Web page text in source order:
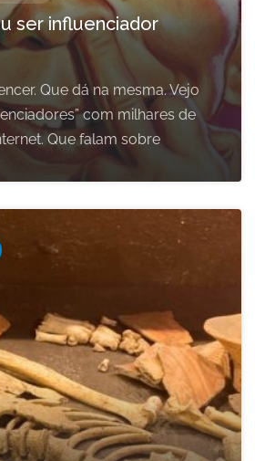
ser influenciador
Que dá na mesma. Vejo
com milhares de
Que falam sobre